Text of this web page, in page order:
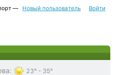
— Новый пользователь Войти
: 23° - 35°